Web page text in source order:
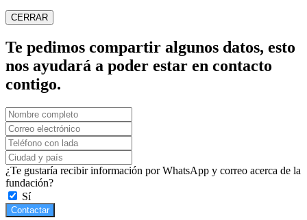
CERRAR
Te pedimos compartir algunos datos, esto
nos ayudará a poder estar en contacto
contigo.
¿Te gustaría recibir información por WhatsApp y correo acerca de la
fundación?
Sí
Contactar